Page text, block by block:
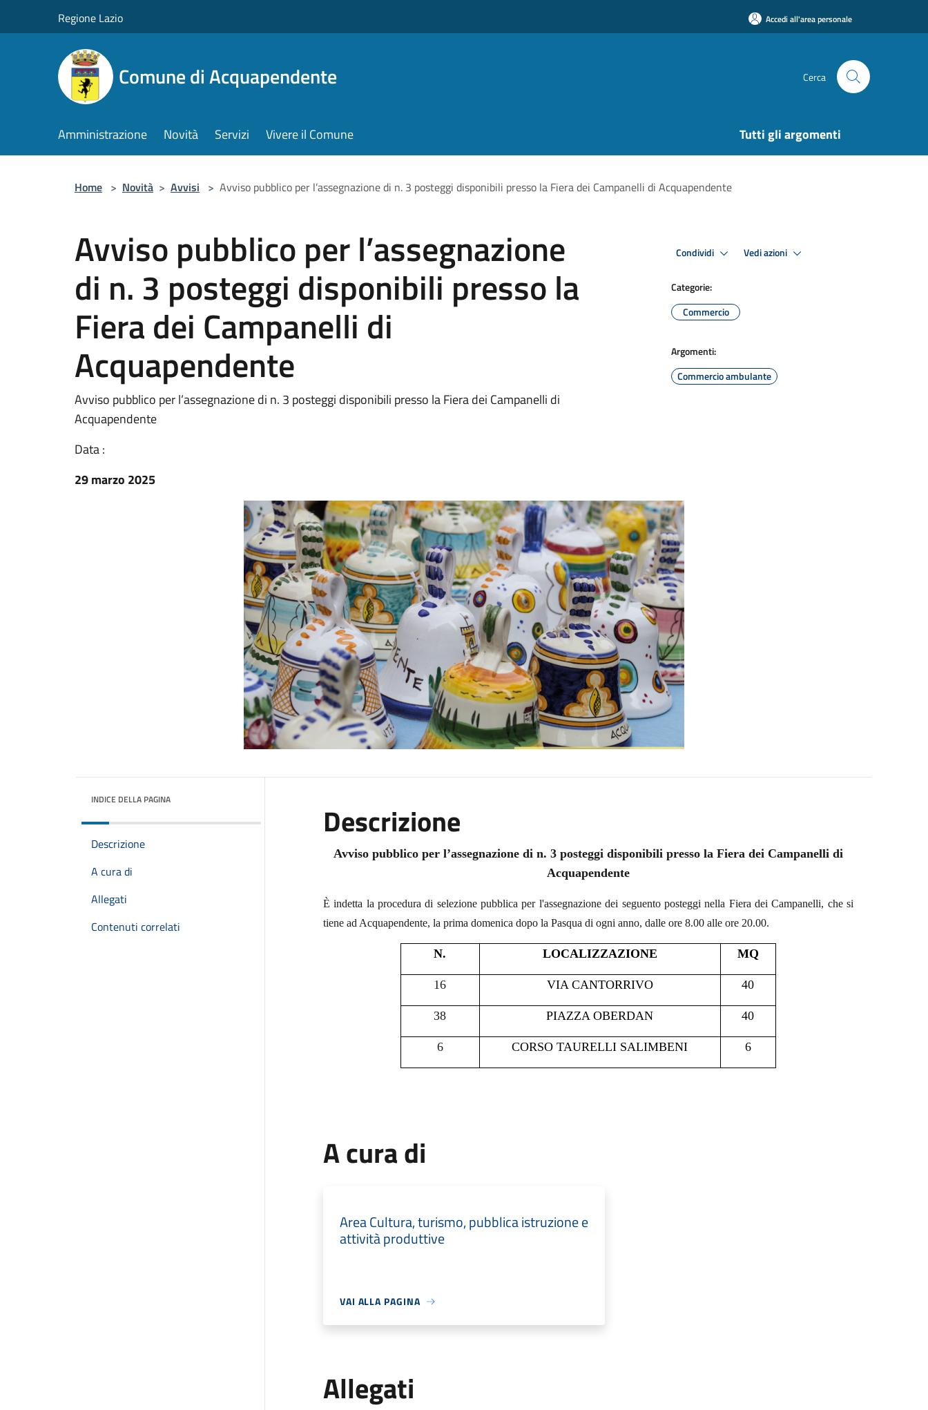
Regione Lazio Accedi all'area personale
Comune di Acquapendente Cerca
Amministrazione Novità Servizi Vivere il Comune Tutti gli argomenti
Home > Novità > Avvisi > Avviso pubblico per l’assegnazione di n. 3 posteggi disponibili presso la Fiera dei Campanelli di Acquapendente
Avviso pubblico per l’assegnazione
di n. 3 posteggi disponibili presso la
Fiera dei Campanelli di
Acquapendente
Avviso pubblico per l’assegnazione di n. 3 posteggi disponibili presso la Fiera dei Campanelli di
Acquapendente
Data :
29 marzo 2025
Condividi Vedi azioni
Categorie:
Commercio
Argomenti:
Commercio ambulante
INDICE DELLA PAGINA
Descrizione
A cura di
Allegati
Contenuti correlati
Descrizione
Avviso pubblico per l’assegnazione di n. 3 posteggi disponibili presso la Fiera dei Campanelli di
Acquapendente
È indetta la procedura di selezione pubblica per l'assegnazione dei seguento posteggi nella Fiera dei Campanelli, che si
tiene ad Acquapendente, la prima domenica dopo la Pasqua di ogni anno, dalle ore 8.00 alle ore 20.00.
N. LOCALIZZAZIONE MQ
16 VIA CANTORRIVO 40
38 PIAZZA OBERDAN 40
6 CORSO TAURELLI SALIMBENI 6
A cura di
Area Cultura, turismo, pubblica istruzione e
attività produttive
VAI ALLA PAGINA
Allegati